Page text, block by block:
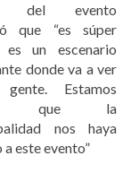
del evento
que “es súper
es un escenario
donde va a ver
gente. Estamos
que la
nos haya
este evento”